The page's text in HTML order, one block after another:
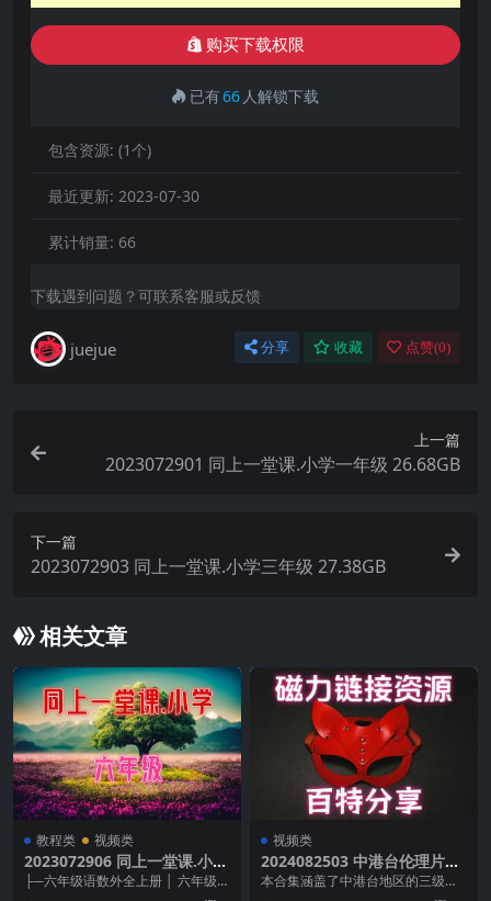
购买下载权限
已有66 人解锁下载
包含资源: (1个)
最近更新: 2023-07-30
累计销量: 66
下载遇到问题？可联系客服或反馈
juejue 分享 收藏 点赞(0)
上一篇
2023072901 同上一堂课.小学一年级 26.68GB
下一篇
2023072903 同上一堂课.小学三年级 27.38GB
相关文章
教程类 视频类
2023072906 同上一堂课.小学
六年级 41.22GB
├─六年级语数外全上册 │ 六年级-
数学-《位置与方向》1_CETV.mp4
视频类
2024082503 中港台伦理片高
清修复大合集，三季总容量达
3.63T
本合集涵盖了中港台地区的三级影
片， 共计三季483部， 版本均为网